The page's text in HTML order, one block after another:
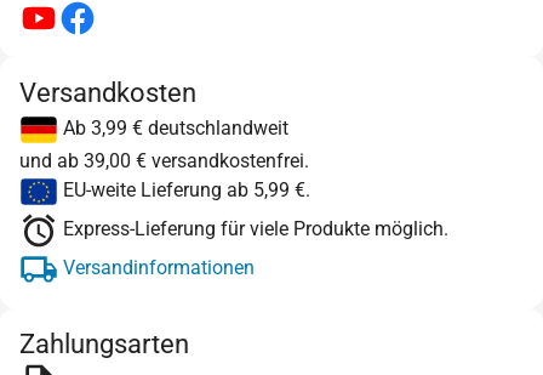
Versandkosten
Ab 3,99 € deutschlandweit
und ab 39,00 € versandkostenfrei.
EU-weite Lieferung ab 5,99 €.
Express-Lieferung für viele Produkte möglich.
Versandinformationen
Zahlungsarten